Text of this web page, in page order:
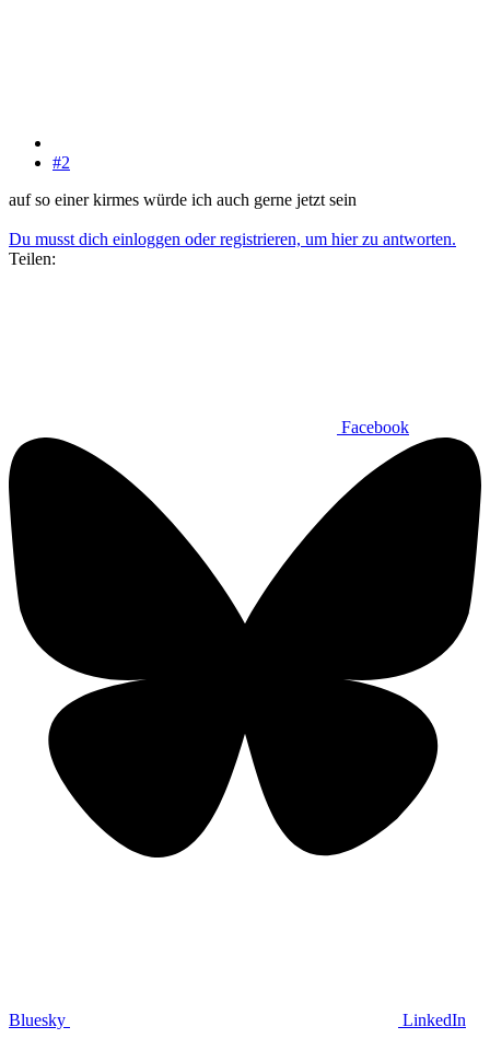
#2
auf so einer kirmes würde ich auch gerne jetzt sein
Du musst dich einloggen oder registrieren, um hier zu antworten.
Teilen:
Facebook
Bluesky LinkedIn